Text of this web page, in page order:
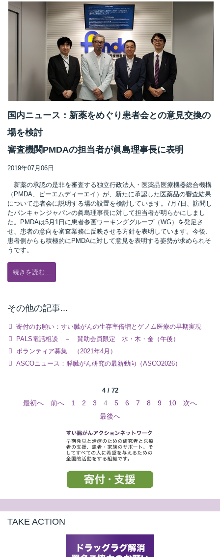
国内ニュース：新薬をめぐり患者会との意見交換の
場を検討
審査機関PMDAの担当者が眞島理事長に表明
2019年07月06日
新薬の承認の是非を審査する独立行政法人・医薬品医療機器総合機構
（PMDA、ピーエムディーエイ）が、新たに承認した医薬品の審査結果
について患者会に説明する場の設置を検討しています。7月7日、訪問し
たパンキャンジャパンの眞島理事長に対して担当者が明らかにしまし
た。PMDAは5月1日に患者参画ワーキンググループ（WG）を発足さ
せ、患者の意向を審査業務に反映させる方針を表明しています。今後、
患者側からも積極的にPMDAに対して意見を表明する姿勢が求められそ
うです。
続きを読む...
その他の記事...
寄付のお願い：すい臓がんの生存率倍増とゲノム医療の早期実現
PALS電話相談 － 賛助会員限定 水・木・金（午後）
ボランティア募集 （2021年4月）
ASCOニュース：膵臓がん研究の最新動向（ASCO2026）
4 / 72
最初へ 前へ 1 2 3 4 5 6 7 8 9 10
次へ
最後へ
TAKE ACTION